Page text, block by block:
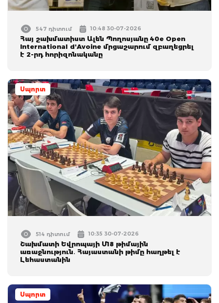
547 դիտում 10:48 30-07-2026
Հայ շախմատիստ Ալեն Պողոսյանը 40e Open
International d'Avoine մրցաշարում զբաղեցրել
է 2-րդ հորիզոնականը
Սպորտ
514 դիտում 10:35 30-07-2026
Շախմատի Եվրոպայի Մ18 թիմային
առաջնություն․ Հայաստանի թիմը հաղթել է
Լեհաստանին
Սպորտ